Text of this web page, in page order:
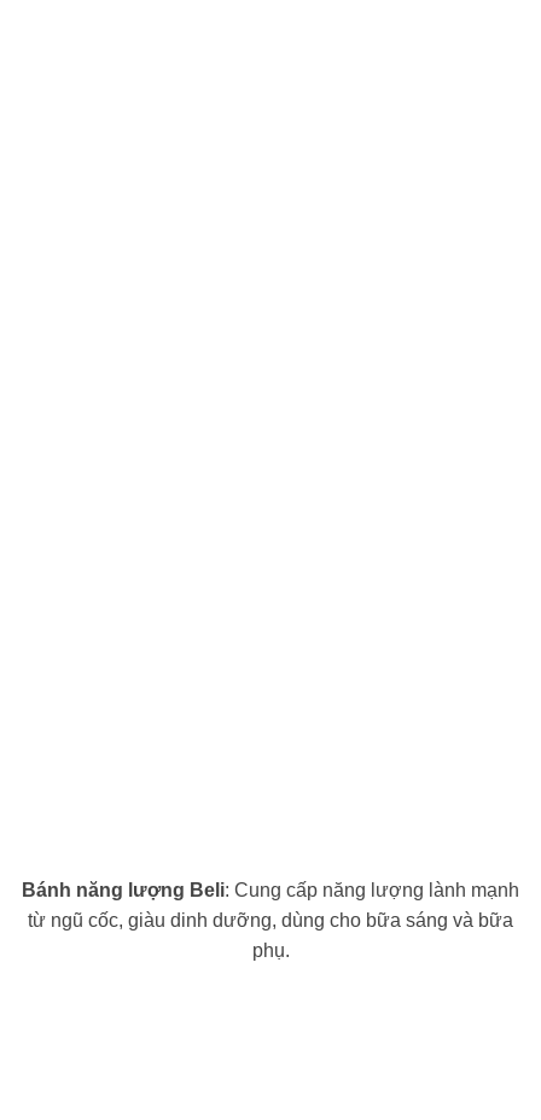
Bánh năng lượng Beli: Cung cấp năng lượng lành mạnh
từ ngũ cốc, giàu dinh dưỡng, dùng cho bữa sáng và bữa
phụ.